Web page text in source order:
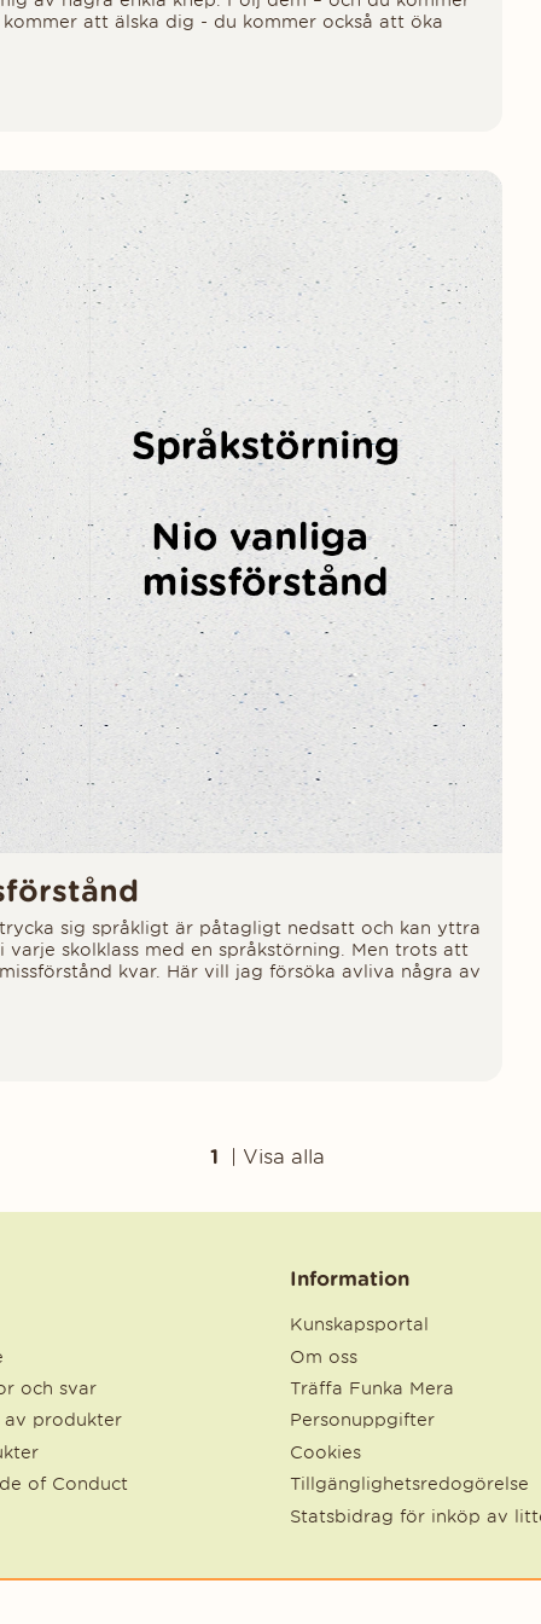
att älska dig - du kommer också att öka
sig språkligt är påtagligt nedsatt och kan yttra
skolklass med en språkstörning. Men trots att
kvar. Här vill jag försöka avliva några av
1 | Visa alla
och svar
av produkter
of Conduct
Information
Kunskapsportal
Om oss
Träffa Funka Mera
Personuppgifter
Cookies
Tillgänglighetsredogörelse
Statsbidrag för inköp av